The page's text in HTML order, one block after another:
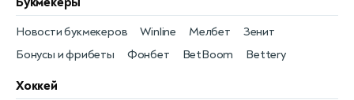
Бонусы и фрибеты
Новости букмекеров
Фонбет
Winline
BetBoom
Мелбет
Bettery
Зенит
Хоккей